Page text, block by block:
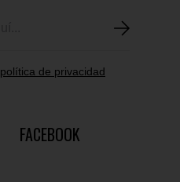
política de privacidad
FACEBOOK